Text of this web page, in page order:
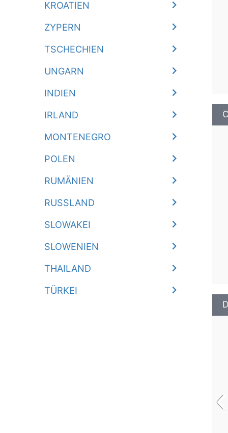
KROATIEN
ZYPERN
TSCHECHIEN
UNGARN
INDIEN
IRLAND
MONTENEGRO
POLEN
RUMÄNIEN
RUSSLAND
SLOWAKEI
SLOWENIEN
THAILAND
TÜRKEI
‹